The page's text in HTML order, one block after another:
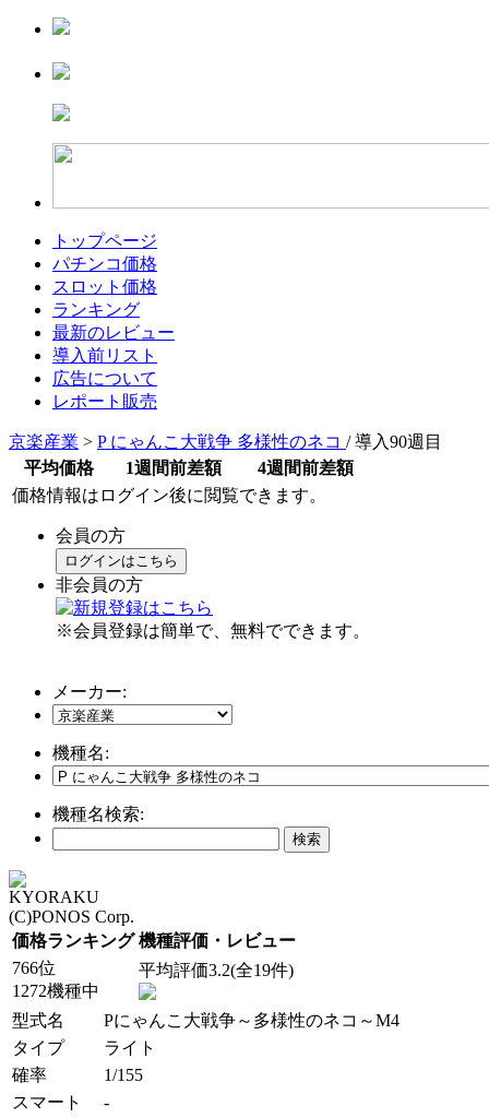
トップページ
パチンコ価格
スロット価格
ランキング
最新のレビュー
導入前リスト
広告について
レポート販売
京楽産業 > P にゃんこ大戦争 多様性のネコ / 導入90週目
平均価格
1週間前差額
4週間前差額
価格情報はログイン後に閲覧できます。
会員の方
ログインはこちら
非会員の方
※会員登録は簡単で、無料でできます。
メーカー:
機種名:
機種名検索:
KYORAKU
(C)PONOS Corp.
価格ランキング 機種評価・レビュー
766位
1272機種中
平均評価3.2(全19件)
型式名
Pにゃんこ大戦争～多様性のネコ～M4
タイプ
ライト
確率
1/155
スマート
-